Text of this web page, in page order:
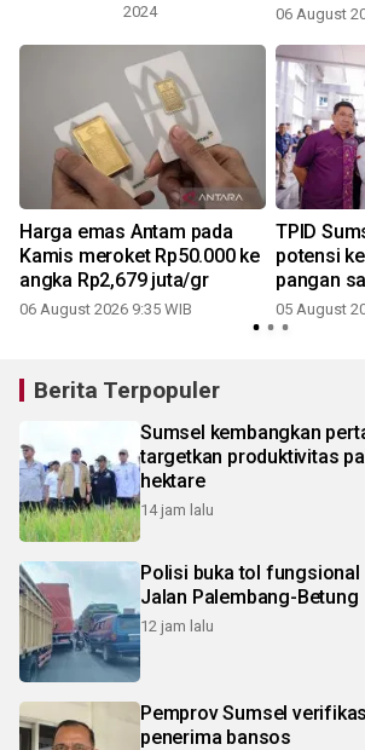
2024
06 August
Harga emas Antam pada
Kamis meroket Rp50.000 ke
angka Rp2,679 juta/gr
06 August 2026 9:35 WIB
TPID
potensi
pangan
05 August
Berita Terpopuler
Sumsel kembangkan
targetkan produktivitas
hektare
14 jam lalu
Polisi buka tol fungsional
Jalan Palembang-Betung
12 jam lalu
Pemprov Sumsel
penerima bansos